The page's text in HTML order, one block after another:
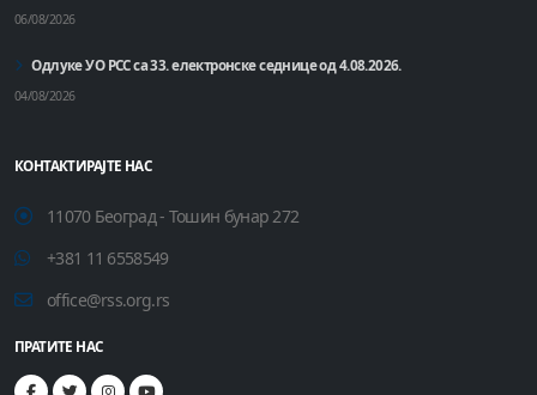
06/08/2026
Одлуке УО РСС са 33. електронске седнице од 4.08.2026.
04/08/2026
КОНТАКТИРАЈТЕ НАС
11070 Београд - Тошин бунар 272
+381 11 6558549
office@rss.org.rs
ПРАТИТЕ НАС